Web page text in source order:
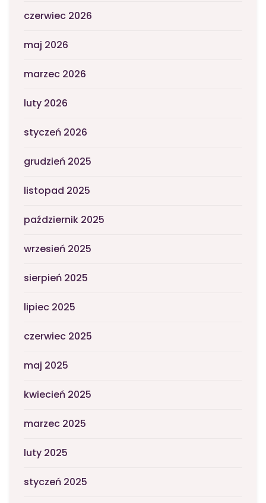
czerwiec 2026
maj 2026
marzec 2026
luty 2026
styczeń 2026
grudzień 2025
listopad 2025
październik 2025
wrzesień 2025
sierpień 2025
lipiec 2025
czerwiec 2025
maj 2025
kwiecień 2025
marzec 2025
luty 2025
styczeń 2025